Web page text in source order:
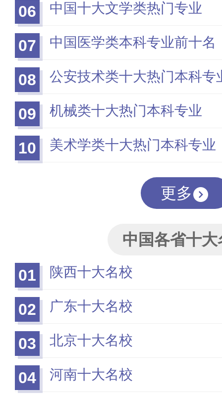
06 中国十大文学类热门专业
07 中国医学类本科专业前十名
08 公安技术类十大热门本科专
09 机械类十大热门本科专业
10 美术学类十大热门本科专业
更多
中国各省十大
01
陕西十大名校
02 广东十大名校
03 北京十大名校
04 河南十大名校